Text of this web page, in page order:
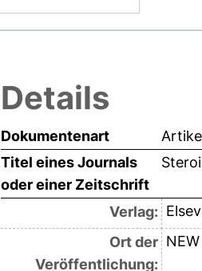
Details
Dokumentenart
Titel eines Journals
oder einer Zeitschrift
Verlag:
Ort der
Veröffentlichung: